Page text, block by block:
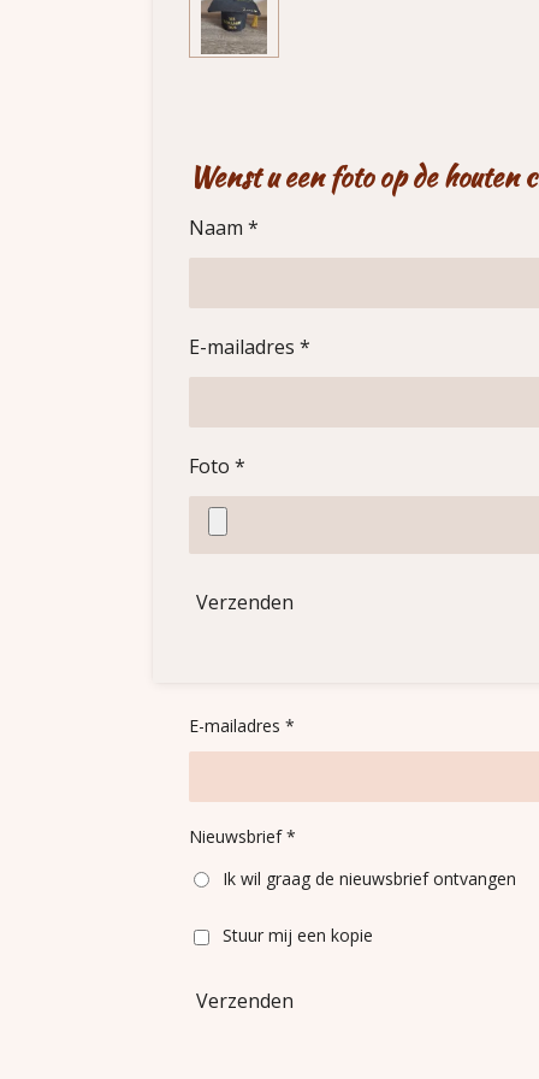
Wenst u een foto op de houten
Naam *
E-mailadres *
Foto *
Verzenden
E-mailadres *
Nieuwsbrief *
Ik wil graag de nieuwsbrief ontvangen
Stuur mij een kopie
Verzenden